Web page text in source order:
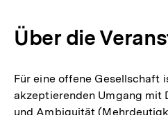
Über die
Für eine offene Gesellschaft
akzeptierenden Umgang mit
und Ambiguität